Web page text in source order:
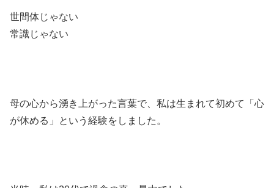
世間体じゃない
常識じゃない
母の心から湧き上がった言葉で、私は生まれて初めて「心
が休める」という経験をしました。